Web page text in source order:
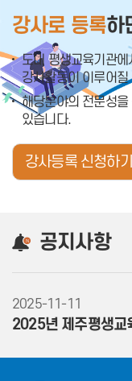
강사로 등록하
도내 평생교육기관
강사활동이 이루어질
해당분야의 전문성
있습니다.
강사등록 신청하기
공지사항
다모아 정보망 게시
2025-11-11